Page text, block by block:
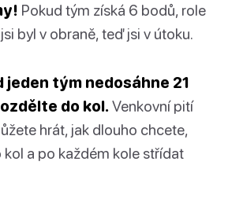
Pokud tým získá 6 bodů, role
byl v obraně, teď jsi v útoku.
jeden tým nedosáhne 21
do kol. Venkovní pití
hrát, jak dlouho chcete,
a po každém kole střídat